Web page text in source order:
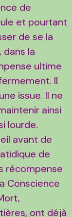
de
et pourtant
de se la
la
ultime
Il
issue. Il ne
ainsi
lourde.
avant de
de
récompense
Conscience
ont déjà